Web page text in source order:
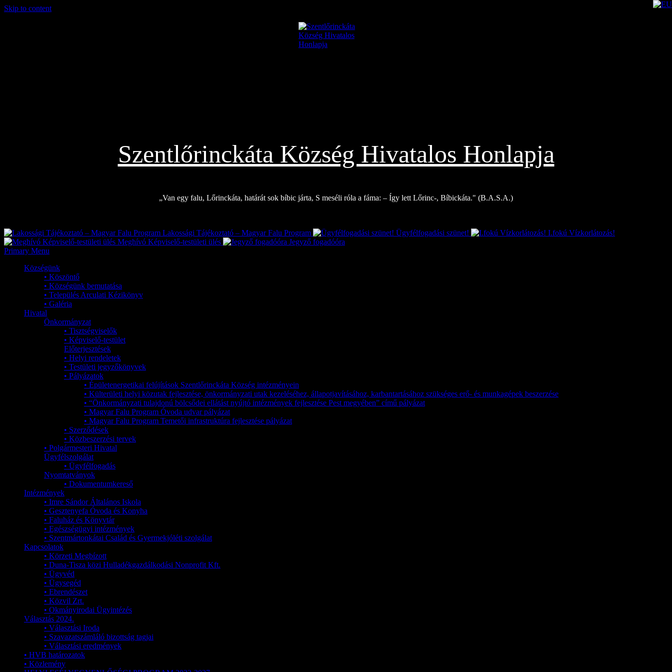
Skip to content
Szentlőrinckáta Község Hivatalos Honlapja
„Van egy falu, Lőrinckáta, határát sok bíbic járta, S meséli róla a fáma: – Így lett Lőrinc-, Bíbickáta." (B.A.S.A.)
Lakossági Tájékoztató – Magyar Falu Program
Ügyfélfogadási szünet!
I.fokú Vízkorlátozás!
Meghívó Képviselő-testületi ülés
Jegyző fogadóóra
Primary Menu
Községünk
• Köszöntő
• Községünk bemutatása
• Település Arculati Kézikönyv
• Galéria
Hivatal
Önkormányzat
• Tisztségviselők
• Képviselő-testület
Előterjesztések
• Helyi rendeletek
• Testületi jegyzőkönyvek
• Pályázatok
• Épületenergetikai felújítások Szentlőrinckáta Község intézményein
• Külterületi helyi közutak fejlesztése, önkormányzati utak kezeléséhez, állapotjavításához, karbantartásához szükséges erő- és munkagépek beszerzése
• “Önkormányzati tulajdonú bölcsődei ellátást nyújtó intézmények fejlesztése Pest megyében” című pályázat
• Magyar Falu Program Óvoda udvar pályázat
• Magyar Falu Program Temetői infrastruktúra fejlesztése pályázat
• Szerződések
• Közbeszerzési tervek
• Polgármesteri Hivatal
Ügyfélszolgálat
• Ügyfélfogadás
Nyomtatványok
• Dokumentumkereső
Intézmények
• Imre Sándor Általános Iskola
• Gesztenyefa Óvoda és Konyha
• Faluház és Könyvtár
• Egészségügyi intézmények
• Szentmártonkátai Család és Gyermekjóléti szolgálat
Kapcsolatok
• Körzeti Megbízott
• Duna-Tisza közi Hulladékgazdálkodási Nonprofit Kft.
• Ügyvéd
• Ügysegéd
• Ebrendészet
• Közvil Zrt.
• Okmányirodai Ügyintézés
Választás 2024.
• Választási Iroda
• Szavazatszámláló bizottság tagjai
• Választási eredmények
• HVB határozatok
• Közlemény